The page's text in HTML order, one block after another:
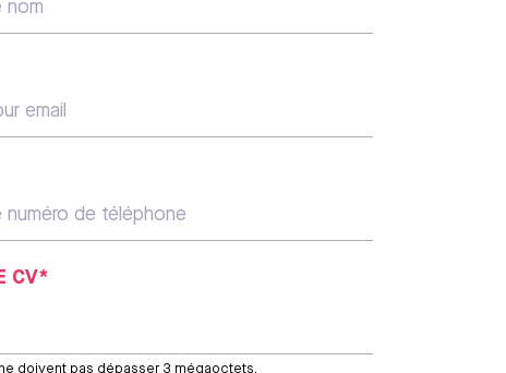
CV*
doivent pas dépasser 3 mégaoctets.